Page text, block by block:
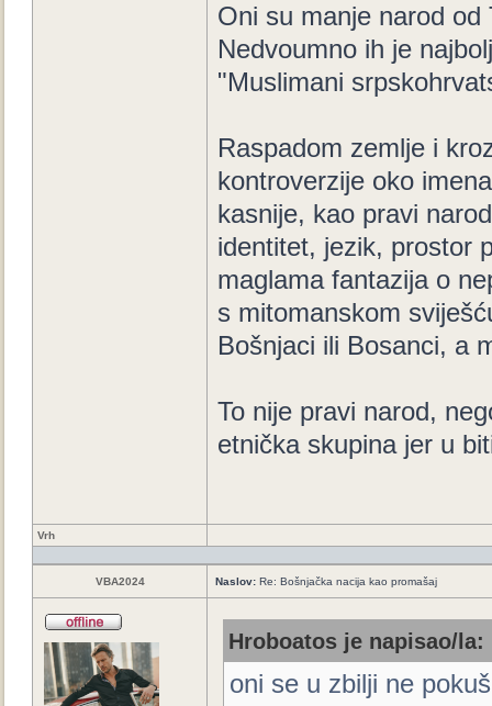
Oni su manje narod
Nedvoumno ih je
"Muslimani
Raspadom zemlje i
kontroverzije oko
kasnije, kao pravi
identitet, jezik, prostor
maglama fantazija o
s mitomanskom
Bošnjaci ili Bosanci, a
To nije pravi narod,
etnička skupina jer u
Vrh
VBA2024 Naslov: Re: Bošnjačka nacija kao promašaj
Hroboatos je napisao/la:
oni se u zbilji ne